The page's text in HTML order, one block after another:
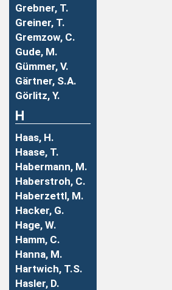
Grebner, T.
Greiner, T.
Gremzow, C.
Gude, M.
Gümmer, V.
Gärtner, S.A.
Görlitz, Y.
H
Haas, H.
Haase, T.
Habermann, M.
Haberstroh, C.
Haberzettl, M.
Hacker, G.
Hage, W.
Hamm, C.
Hanna, M.
Hartwich, T.S.
Hasler, D.